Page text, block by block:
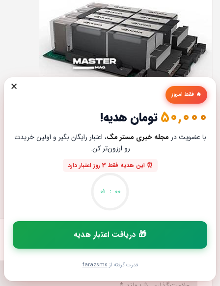
0
دیدگاهتان را بنویسید
نشانی ایمیل شما منتشر نخواهد شد.
× 🔥 فقط امروز
50,000تومان هدیه!
با عضویت در مجله خبری مستر مگ، اعتبار رایگان بگیر و اولین خریدت
رو ارزون‌تر کن.
⏰ این هدیه فقط 3 روز اعتبار دارد
00
:
01
🎁 دریافت اعتبار هدیه
قدرت گرفته ازfarazsms